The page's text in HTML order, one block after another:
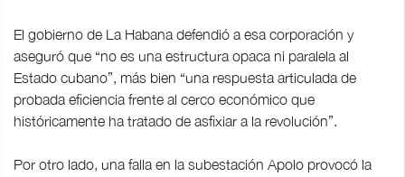
El gobierno de La Habana defendió a esa corporación y
aseguró que “no es una estructura opaca ni paralela al
Estado cubano”, más bien “una respuesta articulada de
probada eficiencia frente al cerco económico que
históricamente ha tratado de asfixiar a la revolución”.
Por otro lado, una falla en la subestación Apolo provocó la